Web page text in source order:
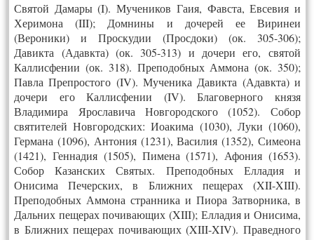
Святой Дамары (I). Мучеников Гаия, Фавста, Евсевия и
Херимона (III); Домнины и дочерей ее Виринеи
(Вероники) и Проскудии (Просдоки) (ок. 305-306);
Давикта (Адавкта) (ок. 305-313) и дочери его, святой
Каллисфении (ок. 318). Преподобных Аммона (ок. 350);
Павла Препростого (IV). Мученика Давикта (Адавкта) и
дочери его Каллисфении (IV). Благоверного князя
Владимира Ярославича Новгородского (1052). Собор
святителей Новгородских: Иоакима (1030), Луки (1060),
Германа (1096), Антония (1231), Василия (1352), Симеона
(1421), Геннадия (1505), Пимена (1571), Афония (1653).
Собор Казанских Святых. Преподобных Елладия и
Онисима Печерских, в Ближних пещерах (XII-XIII).
Преподобных Аммона странника и Пиора Затворника, в
Дальних пещерах почивающих (XIII); Елладия и Онисима,
в Ближних пещерах почивающих (XIII-XIV). Праведного